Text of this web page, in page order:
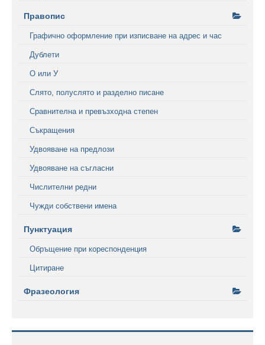
Правопис
Графично оформление при изписване на адрес и час
Дублети
О или У
Слято, полуслято и разделно писане
Сравнителна и превъзходна степен
Съкращения
Удвояване на предлози
Удвояване на съгласни
Числителни редни
Чужди собствени имена
Пунктуация
Обръщение при кореспонденция
Цитиране
Фразеология